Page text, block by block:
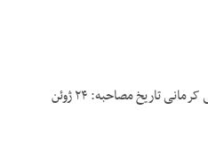
روایت‌کننده: آقای دکتر مظفر بقایی کرمانی تاریخ مصاحبه: ۲۴ ژوئن